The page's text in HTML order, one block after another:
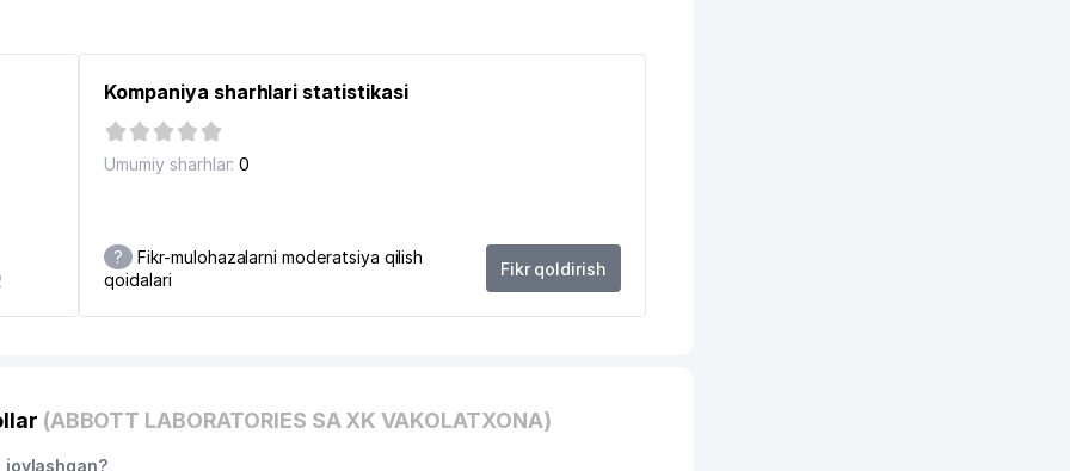
280 м
RESPUBLIKA YO'L JAMGARMASI
400 м
405 м
Kompaniya sharhlari statistikasi
Umumiy sharhlar: 0
?
Fikr-mulohazalarni moderatsiya qilish
qoidalari
Fikr qoldirish
(ABBOTT LABORATORIES SA XK VAKOLATXONA)
joylashgan?